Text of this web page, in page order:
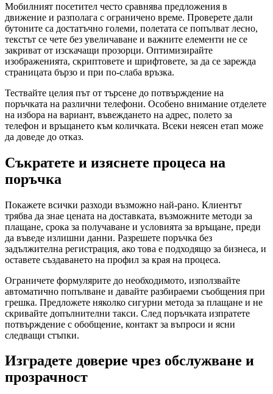
Мобилният посетител често сравнява предложения в
движение и разполага с ограничено време. Проверете дали
бутоните са достатъчно големи, полетата се попълват лесно,
текстът се чете без увеличаване и важните елементи не се
закриват от изскачащи прозорци. Оптимизирайте
изображенията, скриптовете и шрифтовете, за да се зарежда
страницата бързо и при по-слаба връзка.
Тествайте целия път от търсене до потвърждение на
поръчката на различни телефони. Особено внимание отделете
на избора на вариант, въвеждането на адрес, полето за
телефон и връщането към количката. Всеки неясен етап може
да доведе до отказ.
Съкратете и изяснете процеса на
поръчка
Покажете всички разходи възможно най-рано. Клиентът
трябва да знае цената на доставката, възможните методи за
плащане, срока за получаване и условията за връщане, преди
да въведе излишни данни. Разрешете поръчка без
задължителна регистрация, ако това е подходящо за бизнеса, и
оставете създаването на профил за края на процеса.
Ограничете формулярите до необходимото, използвайте
автоматично попълване и давайте разбираеми съобщения при
грешка. Предложете няколко сигурни метода за плащане и не
скривайте допълнителни такси. След поръчката изпратете
потвърждение с обобщение, контакт за въпроси и ясни
следващи стъпки.
Изградете доверие чрез обслужване и
прозрачност